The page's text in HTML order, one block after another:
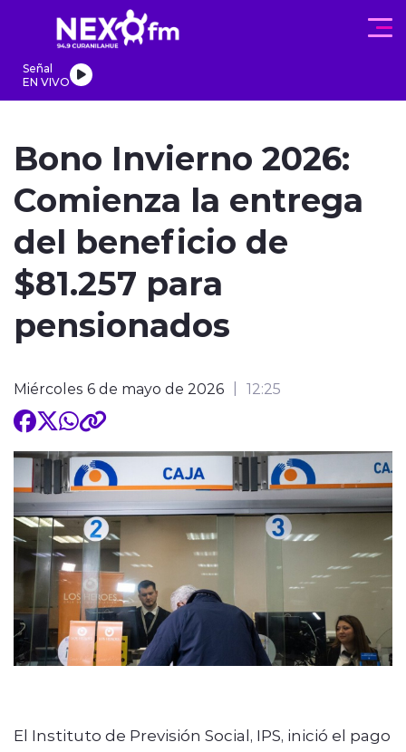
Click acá para ir directamente al contenido
Señal
EN VIVO
modo claro
Bono Invierno 2026:
Comienza la entrega
del beneficio de
$81.257 para
pensionados
Miércoles 6 de mayo de 2026 12:25
El Instituto de Previsión Social, IPS, inició el pago